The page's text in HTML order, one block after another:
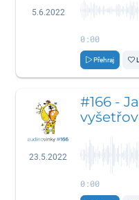
5.6.2022
0:00
Přehraj
23.5.2022
#166 -
0:00